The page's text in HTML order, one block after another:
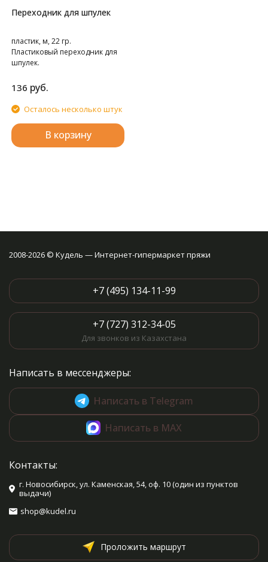
Переходник для шпулек
пластик, м, 22 гр.
Пластиковый переходник для
шпулек.
136 руб.
Осталось несколько штук
В корзину
2008-2026 © Кудель — Интернет-гипермаркет пряжи
+7 (495) 134-11-99
+7 (727) 312-34-05
Для звонков из Казахстана
Написать в мессенджеры:
Написать в Telegram
Написать в MAX
Контакты:
г. Новосибирск, ул. Каменская, 54, оф. 10 (один из пунктов
выдачи)
shop@kudel.ru
Проложить маршрут